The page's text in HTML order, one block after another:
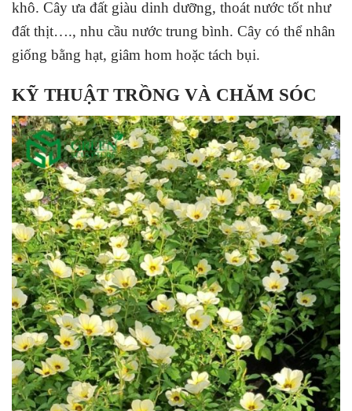
khô. Cây ưa đất giàu dinh dưỡng, thoát nước tốt như
đất thịt…., nhu cầu nước trung bình. Cây có thể nhân
giống bằng hạt, giâm hom hoặc tách bụi.
KỸ THUẬT TRỒNG VÀ CHĂM SÓC